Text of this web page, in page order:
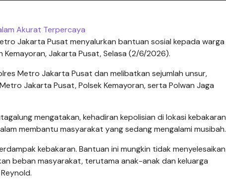
Akurat Terpercaya
Jakarta Pusat menyalurkan bantuan sosial kepada warga
Jakarta Pusat, Selasa (2/6/2026).
Metro Jakarta Pusat dan melibatkan sejumlah unsur,
Jakarta Pusat, Polsek Kemayoran, serta Polwan Jaga
mengatakan, kehadiran kepolisian di lokasi kebakaran
membantu masyarakat yang sedang mengalami musibah.
kebakaran. Bantuan ini mungkin tidak menyelesaikan
beban masyarakat, terutama anak-anak dan keluarga